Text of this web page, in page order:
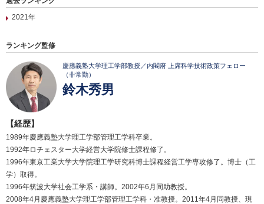
2021年
ランキング監修
慶應義塾大学理工学部教授／内閣府 上席科学技術政策フェロー
（非常勤）
鈴木秀男
【経歴】
1989年慶應義塾大学理工学部管理工学科卒業。
1992年ロチェスター大学経営大学院修士課程修了。
1996年東京工業大学大学院理工学研究科博士課程経営工学専攻修了。博士（工
学）取得。
1996年筑波大学社会工学系・講師。2002年6月同助教授。
2008年4月慶應義塾大学理工学部管理工学科・准教授。2011年4月同教授、現